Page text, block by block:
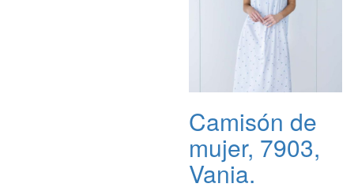
Camisón de
mujer, 7903,
Vania.